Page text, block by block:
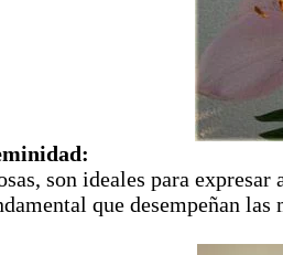
son ideales para
que desempeñan las